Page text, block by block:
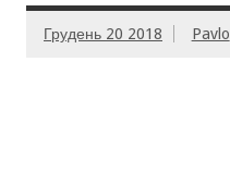
Грудень 20 2018 Pavlo